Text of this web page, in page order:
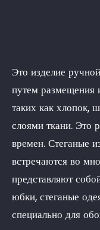
Это изделие
путем размещения
таких как хлопок,
слоями ткани. Это
времен. Стеганые
встречаются во
представляют
юбки, стеганые
специально для